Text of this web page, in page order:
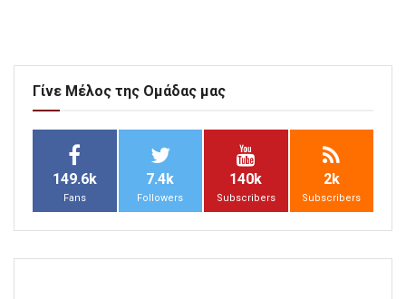
Γίνε Μέλος της Ομάδας μας
149.6k
Fans
7.4k
Followers
140k
Subscribers
2k
Subscribers